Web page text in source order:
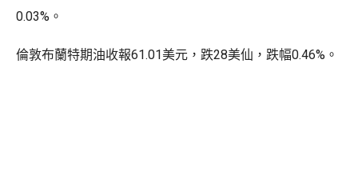
0.03%。
倫敦布蘭特期油收報61.01美元，跌28美仙，跌幅0.46%。